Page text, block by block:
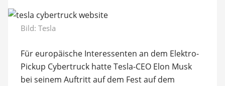
Bild: Tesla
Für europäische Interessenten an dem Elektro-
Pickup Cybertruck hatte Tesla-CEO Elon Musk
bei seinem Auftritt auf dem Fest auf dem